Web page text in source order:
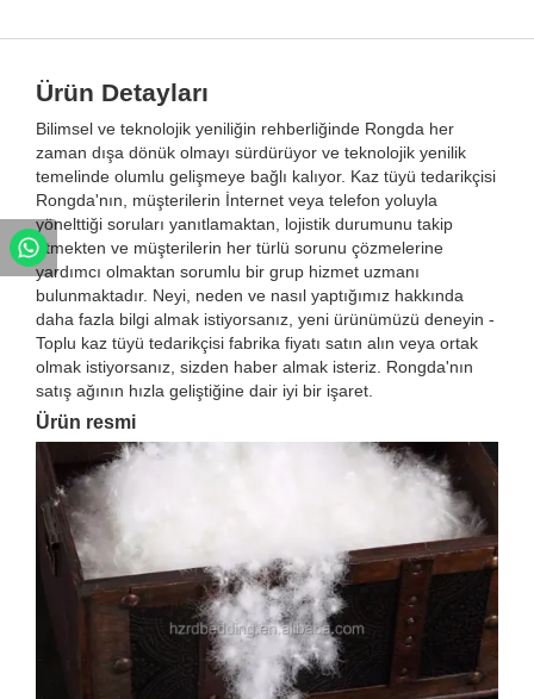
Ürün Detayları
Bilimsel ve teknolojik yeniliğin rehberliğinde Rongda her
zaman dışa dönük olmayı sürdürüyor ve teknolojik yenilik
temelinde olumlu gelişmeye bağlı kalıyor. Kaz tüyü tedarikçisi
Rongda'nın, müşterilerin İnternet veya telefon yoluyla
yönelttiği soruları yanıtlamaktan, lojistik durumunu takip
etmekten ve müşterilerin her türlü sorunu çözmelerine
yardımcı olmaktan sorumlu bir grup hizmet uzmanı
bulunmaktadır. Neyi, neden ve nasıl yaptığımız hakkında
daha fazla bilgi almak istiyorsanız, yeni ürünümüzü deneyin -
Toplu kaz tüyü tedarikçisi fabrika fiyatı satın alın veya ortak
olmak istiyorsanız, sizden haber almak isteriz. Rongda'nın
satış ağının hızla geliştiğine dair iyi bir işaret.
Ürün resmi